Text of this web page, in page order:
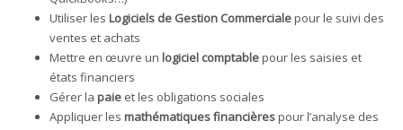
Utiliser les Logiciels de Gestion Commercialepour le suivi des
ventes et achats
Mettre en œuvre un logiciel comptablepour les saisies et
états financiers
Gérer la paie et les obligations sociales
Appliquer les mathématiques financièrespour l’analyse des